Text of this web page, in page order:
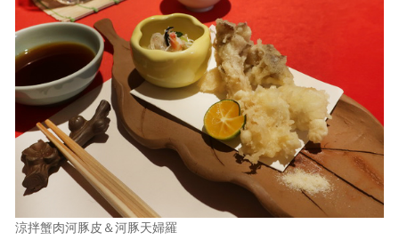
涼拌蟹肉河豚皮＆河豚天婦羅